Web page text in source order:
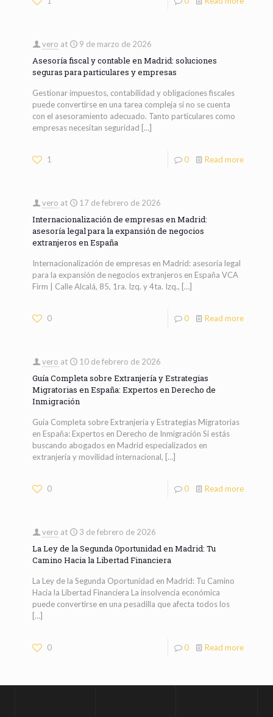
vero at 9 de marzo de 2026
Asesoría fiscal y contable en Madrid: soluciones
seguras para particulares y empresas
Gestionar impuestos, contabilidad y obligaciones fiscales
puede convertirse en una tarea compleja si no se cuenta
con el asesoramiento adecuado. Tanto particulares como
empresas necesitan seguridad […]
1 0 Read more
vero at 17 de febrero de 2026
Internacionalización de empresas en Madrid:
asesoría legal para la expansión de negocios
extranjeros en España
Internacionalización de empresas en Madrid: asesoría legal
para la expansión de negocios extranjeros en España VCA
Firm | Calle Alcalá, 85, 1ra. Izq. y 4ta. Izq., […]
0 0 Read more
vero at 10 de febrero de 2026
Guía Completa sobre Extranjería y Estrategias
Migratorias en España: Expertos en Derecho de
Inmigración
Guía Completa sobre Extranjería y Estrategias Migratorias
en España: Expertos en Derecho de Inmigración Si estás
buscando abogados en Madrid especializados en
extranjería y movilidad internacional, […]
0 0 Read more
vero at 3 de febrero de 2026
La Ley de la Segunda Oportunidad en Madrid: Tu
Camino Hacia la Libertad Financiera
La Ley de la Segunda Oportunidad en Madrid: Tu Camino
Hacia la Libertad Financiera La insolvencia económica
puede convertirse en una pesadilla que afecta todos los
[…]
0 0 Read more